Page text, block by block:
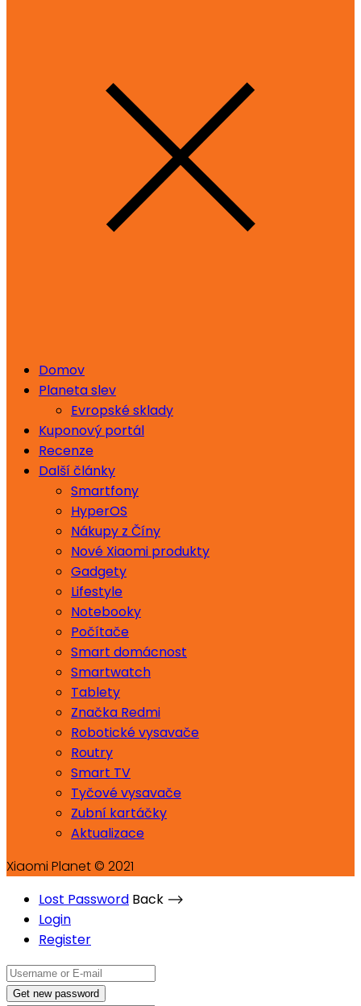
Domov
Planeta slev
Evropské sklady
Kuponový portál
Recenze
Další články
Smartfony
HyperOS
Nákupy z Číny
Nové Xiaomi produkty
Gadgety
Lifestyle
Notebooky
Počítače
Smart domácnost
Smartwatch
Tablety
Značka Redmi
Robotické vysavače
Routry
Smart TV
Tyčové vysavače
Zubní kartáčky
Aktualizace
Xiaomi Planet © 2021
Lost Password Back ⟶
Login
Register
Get new password